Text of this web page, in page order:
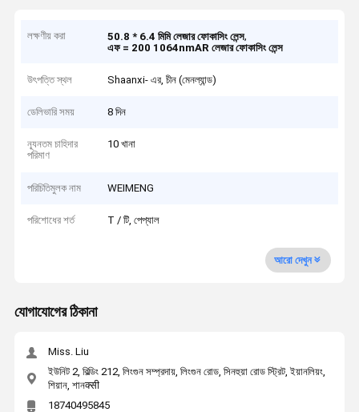
লক্ষণীয় করা 50.8 * 6.4 মিমি লেজার ফোকাসিং লেন্স,
এফ = 200 1064nmAR লেজার ফোকাসিং লেন্স
উৎপত্তি স্থল Shaanxi- এর, চীন (মেনল্যান্ড)
ডেলিভারি সময় 8 দিন
ন্যূনতম চাহিদার
পরিমাণ
10 খানা
পরিচিতিমুলক নাম WEIMENG
পরিশোধের শর্ত T / টি, পেপ্যাল
আরো দেখুন
যোগাযোগের ঠিকানা
Miss. Liu
ইউনিট 2, বিল্ডিং 212, লিংগুন সম্প্রদায়, লিংগুন রোড, সিনহুয়া রোড স্ট্রিট, ইয়ানলিয়ং,
শিয়ান, শানक्सी
18740495845